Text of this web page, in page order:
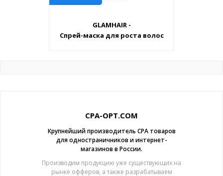
GLAMHAIR -
Спрей-маска для роста волос
CPA-OPT.COM
Крупнейший производитель CPA товаров
для одностраничников и интернет-
магазинов в России.
Производим продукцию уже существующих на
рынке офферов, а также разрабатываем